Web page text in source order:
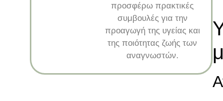
προσφέρω πρακτικές
συμβουλές για την
προαγωγή της υγείας και
της ποιότητας ζωής των
αναγνωστών.